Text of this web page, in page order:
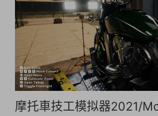
摩托車技工模拟器2021/